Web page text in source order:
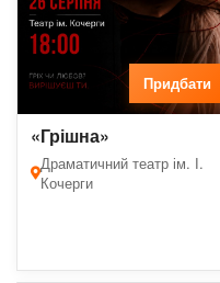
Придбати
«Грішна»
Драматичний театр ім. І.
Кочерги